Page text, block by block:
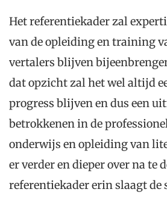
Het referentiekader zal
van de opleiding en training
vertalers blijven
dat opzicht zal het wel altijd
progress blijven en dus een
betrokkenen in de
onderwijs en opleiding van
er verder en dieper over na te
referentiekader erin slaagt